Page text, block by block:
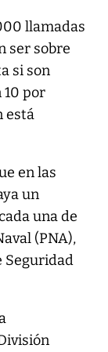
llamadas
ser sobre
si son
10 por
está
en las
un
una de
(PNA),
Seguridad